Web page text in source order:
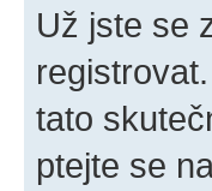
Už jste se
tato
ptejte se